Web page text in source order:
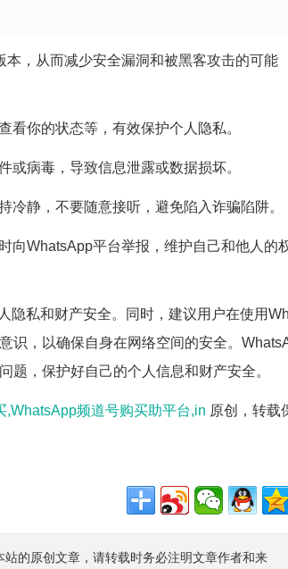
，从而减少安全漏洞和被黑客攻击的可能
看你的状态等，有效保护个人隐私。
或病毒，导致信息泄露或数据损坏。
静，不要随意接听，避免陷入诈骗陷阱。
向WhatsApp平台举报，维护自己和他人的
隐私和财产安全。同时，建议用户在使用Wh
识，以确保自身在网络空间的安全。
题，保护好自己的个人信息和财产安全。
频道号购买助平台,in 原创，转载
的原创文章，请转载时务必注明文章作者和来